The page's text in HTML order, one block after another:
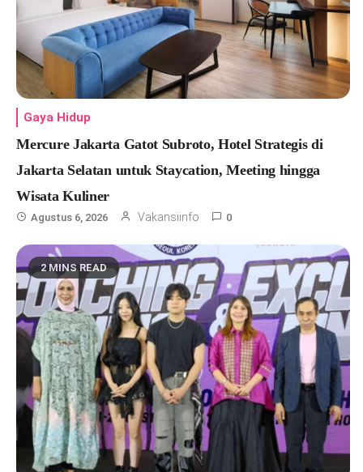
Gaya Hidup
Mercure Jakarta Gatot Subroto, Hotel Strategis di
Jakarta Selatan untuk Staycation, Meeting hingga
Wisata Kuliner
Agustus 6, 2026 Vakansiinfo 0
2 MINS READ